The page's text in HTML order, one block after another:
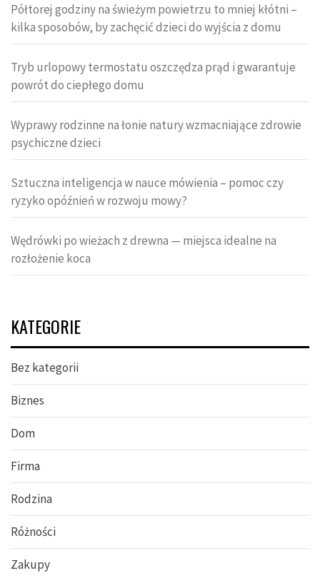
Półtorej godziny na świeżym powietrzu to mniej kłótni –
kilka sposobów, by zachęcić dzieci do wyjścia z domu
Tryb urlopowy termostatu oszczędza prąd i gwarantuje
powrót do ciepłego domu
Wyprawy rodzinne na łonie natury wzmacniające zdrowie
psychiczne dzieci
Sztuczna inteligencja w nauce mówienia – pomoc czy
ryzyko opóźnień w rozwoju mowy?
Wędrówki po wieżach z drewna — miejsca idealne na
rozłożenie koca
KATEGORIE
Bez kategorii
Biznes
Dom
Firma
Rodzina
Różności
Zakupy